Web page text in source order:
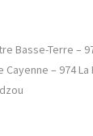
Basse-Terre –
– 974 La